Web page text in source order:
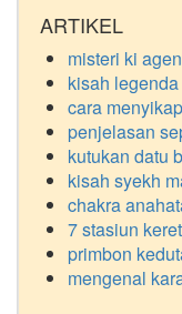
ARTIKEL
misteri ki
kisah
cara
penjelasan
kutukan datu
kisah syekh
chakra
7 stasiun
primbon
mengenal